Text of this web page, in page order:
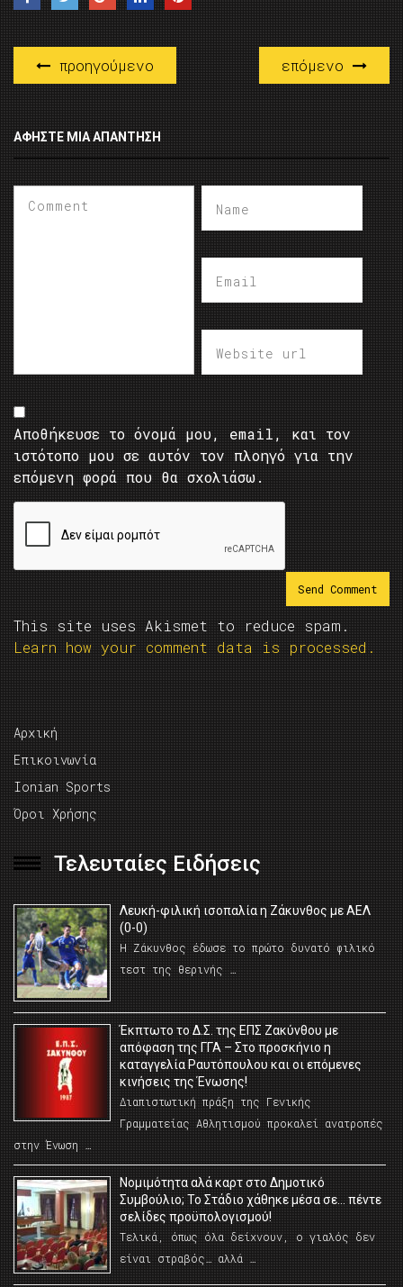
προηγούμενο επόμενο
ΑΦΉΣΤΕ ΜΙΑ ΑΠΆΝΤΗΣΗ
Αποθήκευσε το όνομά μου, email, και τον
ιστότοπο μου σε αυτόν τον πλοηγό για την
επόμενη φορά που θα σχολιάσω.
This site uses Akismet to reduce spam.
Learn how your comment data is processed.
Αρχική
Επικοινωνία
Ionian Sports
Όροι Χρήσης
Τελευταίες Ειδήσεις
Λευκή-φιλική ισοπαλία η Ζάκυνθος με ΑΕΛ
(0-0)
Η Ζάκυνθος έδωσε το πρώτο δυνατό φιλικό
τεστ της θερινής …
Έκπτωτο το Δ.Σ. της ΕΠΣ Ζακύνθου με
απόφαση της ΓΓΑ – Στο προσκήνιο η
καταγγελία Ραυτόπουλου και οι επόμενες
κινήσεις της Ένωσης!
Διαπιστωτική πράξη της Γενικής
Γραμματείας Αθλητισμού προκαλεί ανατροπές
στην Ένωση …
Νομιμότητα αλά καρτ στο Δημοτικό
Συμβούλιο; Το Στάδιο χάθηκε μέσα σε… πέντε
σελίδες προϋπολογισμού!
Τελικά, όπως όλα δείχνουν, ο γιαλός δεν
είναι στραβός… αλλά …